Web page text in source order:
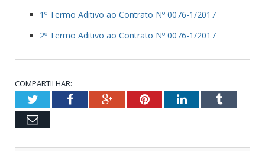
1º Termo Aditivo ao Contrato Nº 0076-1/2017
2º Termo Aditivo ao Contrato Nº 0076-1/2017
COMPARTILHAR:
TwitterFacebookGoogle+PinterestLinkedInTumblr
Email